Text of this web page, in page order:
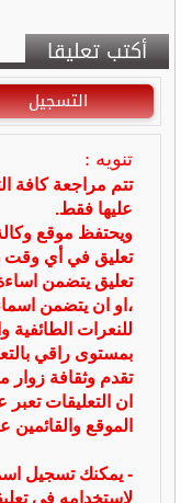
أكتب تعليقا
التسجيل
تنويه :
تتم مراجعة كافة
عليها فقط.
ويحتفظ موقع
تعليق في أي وقت
تعليق يتضمن
،او ان يتضمن
للنعرات الطائفية
بمستوى راقي
تقدم وثقافة زوار
ان التعليقات
الموقع والقائمين
- يمكنك تسجيل
لإستخدامه في